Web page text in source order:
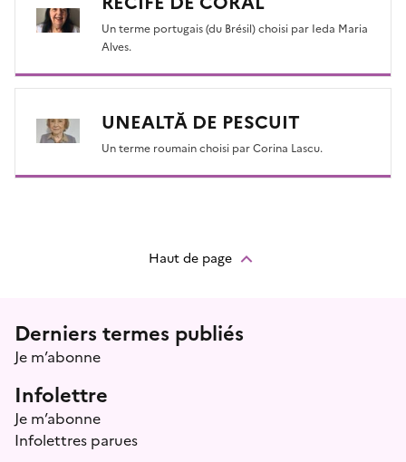
Un terme portugais (du Brésil) choisi par Ieda Maria
Alves.
UNEALTĂ DE PESCUIT
Un terme roumain choisi par Corina Lascu.
Haut de page
Menu prefooter
Derniers termes publiés
Je m’abonne
Infolettre
Je m’abonne
Infolettres parues